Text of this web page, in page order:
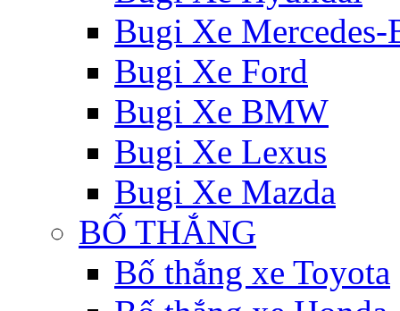
Bugi Xe Mercedes-
Bugi Xe Ford
Bugi Xe BMW
Bugi Xe Lexus
Bugi Xe Mazda
BỐ THẮNG
Bố thắng xe Toyota